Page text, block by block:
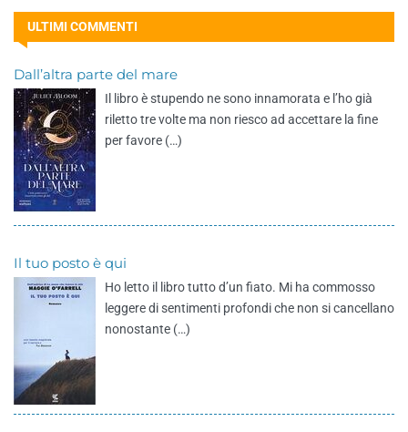
ULTIMI COMMENTI
Dall’altra parte del mare
Il libro è stupendo ne sono innamorata e l’ho già
riletto tre volte ma non riesco ad accettare la fine
per favore (…)
Il tuo posto è qui
Ho letto il libro tutto d’un fiato. Mi ha commosso
leggere di sentimenti profondi che non si cancellano
nonostante (…)